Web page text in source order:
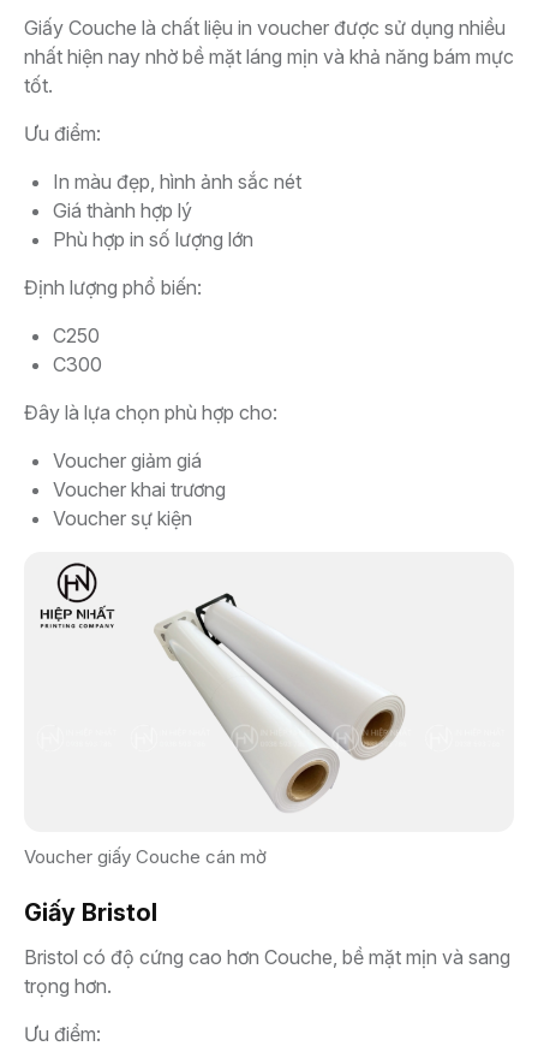
Giấy Couche là chất liệu in voucher được sử dụng nhiều
nhất hiện nay nhờ bề mặt láng mịn và khả năng bám mực
tốt.
Ưu điểm:
In màu đẹp, hình ảnh sắc nét
Giá thành hợp lý
Phù hợp in số lượng lớn
Định lượng phổ biến:
C250
C300
Đây là lựa chọn phù hợp cho:
Voucher giảm giá
Voucher khai trương
Voucher sự kiện
Voucher giấy Couche cán mờ
Giấy Bristol
Bristol có độ cứng cao hơn Couche, bề mặt mịn và sang
trọng hơn.
Ưu điểm: